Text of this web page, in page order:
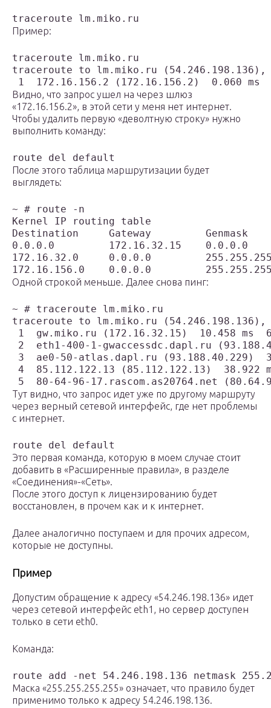
traceroute lm.miko.ru
Пример:
traceroute lm.miko.ru
traceroute to lm.miko.ru (54.246.198.136),
1  172.16.156.2 (172.16.156.2)  0.060 ms
Видно, что запрос ушел на через шлюз
«172.16.156.2», в этой сети у меня нет интернет.
Чтобы удалить первую «деволтную строку» нужно
выполнить команду:
route del default
После этого таблица маршрутизации будет
выглядеть:
~ # route -n
Kernel IP routing table
Destination     Gateway         Genmask
0.0.0.0         172.16.32.15    0.0.0.0
172.16.32.0     0.0.0.0
172.16.156.0    0.0.0.0
Одной строкой меньше. Далее снова пинг:
~ # traceroute lm.miko.ru
traceroute to lm.miko.ru (54.246.198.136),
1  gw.miko.ru (172.16.32.15)  10.458 ms
2  eth1-400-1-gwaccessdc.dapl.ru
3  ae0-50-atlas.dapl.ru (93.188.40.229)
4  85.112.122.13 (85.112.122.13)  38.922
5  80-64-96-17.rascom.as20764.net
Тут видно, что запрос идет уже по другому маршруту
через верный сетевой интерфейс, где нет проблемы
с интернет.
route del default
Это первая команда, которую в моем случае стоит
добавить в «Расширенные правила», в разделе
«Соединения»-«Сеть».
После этого доступ к лицензированию будет
восстановлен, в прочем как и к интернет.
Далее аналогично поступаем и для прочих адресом,
которые не доступны.
Пример
Допустим обращение к адресу «54.246.198.136» идет
через сетевой интерфейс eth1, но сервер доступен
только в сети eth0.
Команда:
route add -net 54.246.198.136 netmask
Маска «255.255.255.255» означает, что правило будет
применимо только к адресу 54.246.198.136.